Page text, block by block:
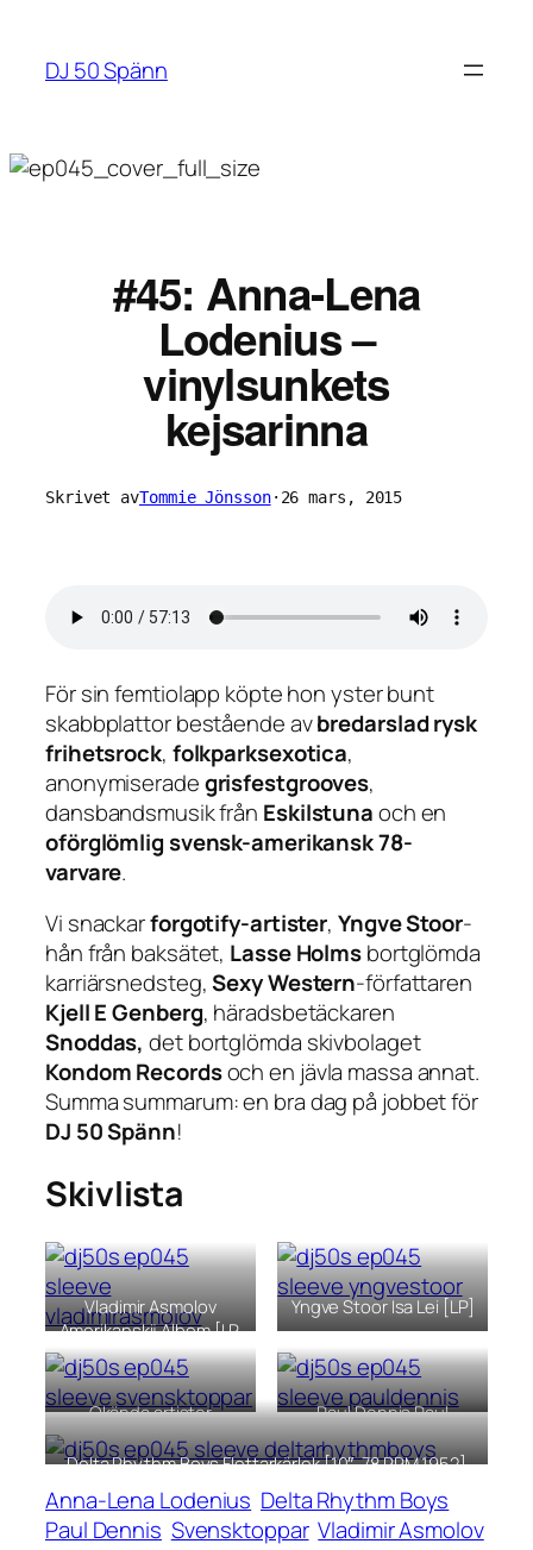
innehåll
DJ 50 Spänn
#45: Anna-Lena
Lodenius –
vinylsunkets
kejsarinna
Skrivet avTommie Jönsson· 26 mars, 2015
För sin femtiolapp köpte hon yster bunt
skabbplattor bestående avbredarslad rysk
frihetsrock, folkparksexotica,
anonymiseradegrisfestgrooves,
dansbandsmusik från Eskilstunaoch en
oförglömlig svensk-amerikansk 78-
varvare.
Vi snackarforgotify-artister, Yngve Stoor-
hån från baksätet, Lasse Holmsbortglömda
karriärsnedsteg,Sexy Western-författaren
Kjell E Genberg, häradsbetäckaren
Snoddas,det bortglömda skivbolaget
Kondom Recordsoch en jävla massa annat.
Summa summarum: en bra dag på jobbet för
DJ 50 Spänn!
Skivlista
Vladimir Asmolov
Amerikanskij Albom [LP,
1991]
Yngve Stoor Isa Lei [LP]
Okända artister
Svensktoppar [LP]
Paul Dennis Paul
Dennis [LP, 1975]
Delta Rhythm Boys Flottarkärlek [10″, 78 RPM 1952]
Anna-Lena Lodenius Delta Rhythm Boys
Paul Dennis Svensktoppar Vladimir Asmolov